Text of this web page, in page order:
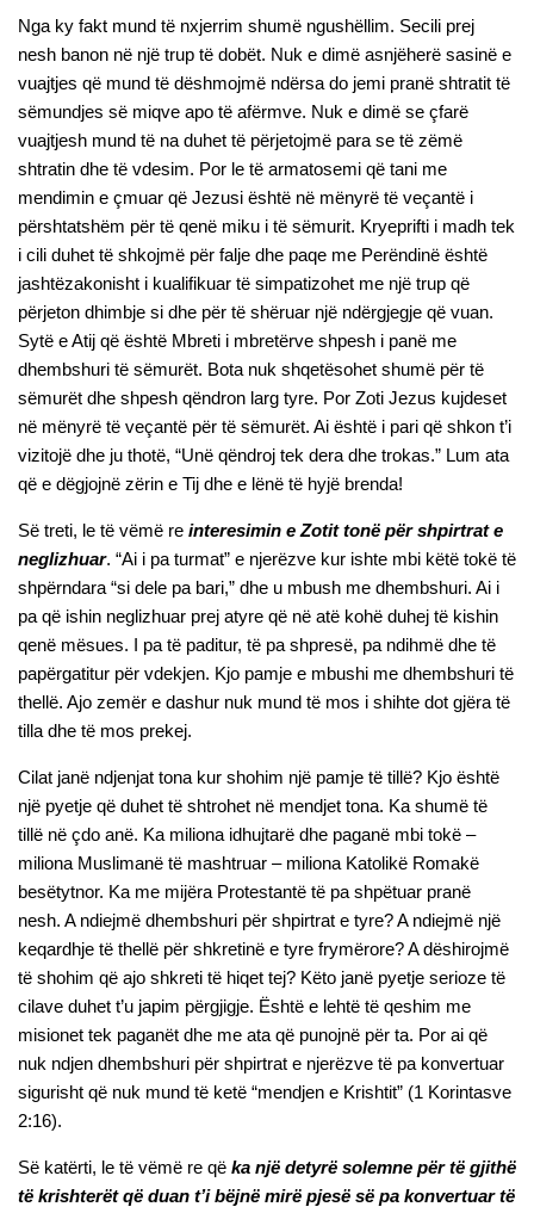
Nga ky fakt mund të nxjerrim shumë ngushëllim. Secili prej
nesh banon në një trup të dobët. Nuk e dimë asnjëherë sasinë e
vuajtjes që mund të dëshmojmë ndërsa do jemi pranë shtratit të
sëmundjes së miqve apo të afërmve. Nuk e dimë se çfarë
vuajtjesh mund të na duhet të përjetojmë para se të zëmë
shtratin dhe të vdesim. Por le të armatosemi që tani me
mendimin e çmuar që Jezusi është në mënyrë të veçantë i
përshtatshëm për të qenë miku i të sëmurit. Kryeprifti i madh tek
i cili duhet të shkojmë për falje dhe paqe me Perëndinë është
jashtëzakonisht i kualifikuar të simpatizohet me një trup që
përjeton dhimbje si dhe për të shëruar një ndërgjegje që vuan.
Sytë e Atij që është Mbreti i mbretërve shpesh i panë me
dhembshuri të sëmurët. Bota nuk shqetësohet shumë për të
sëmurët dhe shpesh qëndron larg tyre. Por Zoti Jezus kujdeset
në mënyrë të veçantë për të sëmurët. Ai është i pari që shkon t’i
vizitojë dhe ju thotë, “Unë qëndroj tek dera dhe trokas.” Lum ata
që e dëgjojnë zërin e Tij dhe e lënë të hyjë brenda!
Së treti, le të vëmë re interesimin e Zotit tonë për shpirtrat e
neglizhuar. “Ai i pa turmat” e njerëzve kur ishte mbi këtë tokë të
shpërndara “si dele pa bari,” dhe u mbush me dhembshuri. Ai i
pa që ishin neglizhuar prej atyre që në atë kohë duhej të kishin
qenë mësues. I pa të paditur, të pa shpresë, pa ndihmë dhe të
papërgatitur për vdekjen. Kjo pamje e mbushi me dhembshuri të
thellë. Ajo zemër e dashur nuk mund të mos i shihte dot gjëra të
tilla dhe të mos prekej.
Cilat janë ndjenjat tona kur shohim një pamje të tillë? Kjo është
një pyetje që duhet të shtrohet në mendjet tona. Ka shumë të
tillë në çdo anë. Ka miliona idhujtarë dhe paganë mbi tokë –
miliona Muslimanë të mashtruar – miliona Katolikë Romakë
besëtytnor. Ka me mijëra Protestantë të pa shpëtuar pranë
nesh. A ndiejmë dhembshuri për shpirtrat e tyre? A ndiejmë një
keqardhje të thellë për shkretinë e tyre frymërore? A dëshirojmë
të shohim që ajo shkreti të hiqet tej? Këto janë pyetje serioze të
cilave duhet t’u japim përgjigje. Është e lehtë të qeshim me
misionet tek paganët dhe me ata që punojnë për ta. Por ai që
nuk ndjen dhembshuri për shpirtrat e njerëzve të pa konvertuar
sigurisht që nuk mund të ketë “mendjen e Krishtit” (1 Korintasve
2:16).
Së katërti, le të vëmë re që ka një detyrë solemne për të gjithë
të krishterët që duan t’i bëjnë mirë pjesë së pa konvertuar të